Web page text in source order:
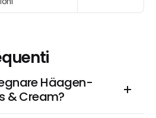
Häagen-
& Cream?